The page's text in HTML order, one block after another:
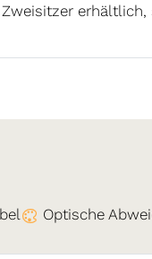
erhältlich,
Optische